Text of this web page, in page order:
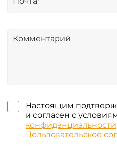
Настоящим
и согласен с
конфиденциальности
Пользовательское